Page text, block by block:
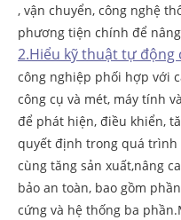
, vận chuyển, công nghệ
phương tiện chính để
2.Hiểu kỹ thuật tự động
công nghiệp phối hợp với
công cụ và mét, máy tính
để phát hiện, điều khiển,
quyết định trong quá trình
cùng tăng sản xuất,nâng
bảo an toàn, bao gồm
cứng và hệ thống ba